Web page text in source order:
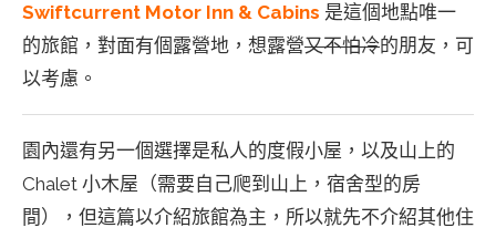
Swiftcurrent Motor Inn & Cabins 是這個地點唯一
的旅館，對面有個露營地，想露營又不怕冷的朋友，可
以考慮。
園內還有另一個選擇是私人的度假小屋，以及山上的
Chalet 小木屋（需要自己爬到山上，宿舍型的房
間），但這篇以介紹旅館為主，所以就先不介紹其他住